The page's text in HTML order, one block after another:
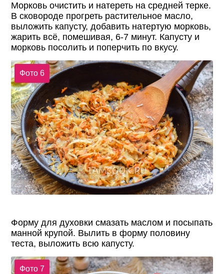
Морковь очистить и натереть на средней терке.
В сковороде прогреть растительное масло,
выложить капусту, добавить натертую морковь,
жарить всё, помешивая, 6-7 минут. Капусту и
морковь посолить и поперчить по вкусу.
Фото 6
Форму для духовки смазать маслом и посыпать
манной крупой. Вылить в форму половину
теста, выложить всю капусту.
Фото 7